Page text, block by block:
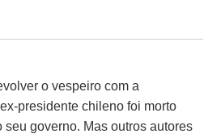
o vespeiro com a
presidente chileno foi morto
seu governo. Mas outros autores